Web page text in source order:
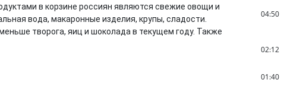
в корзине россиян являются свежие овощи и
вода, макаронные изделия, крупы, сладости.
творога, яиц и шоколада в текущем году. Также
04:50
02:12
01:40